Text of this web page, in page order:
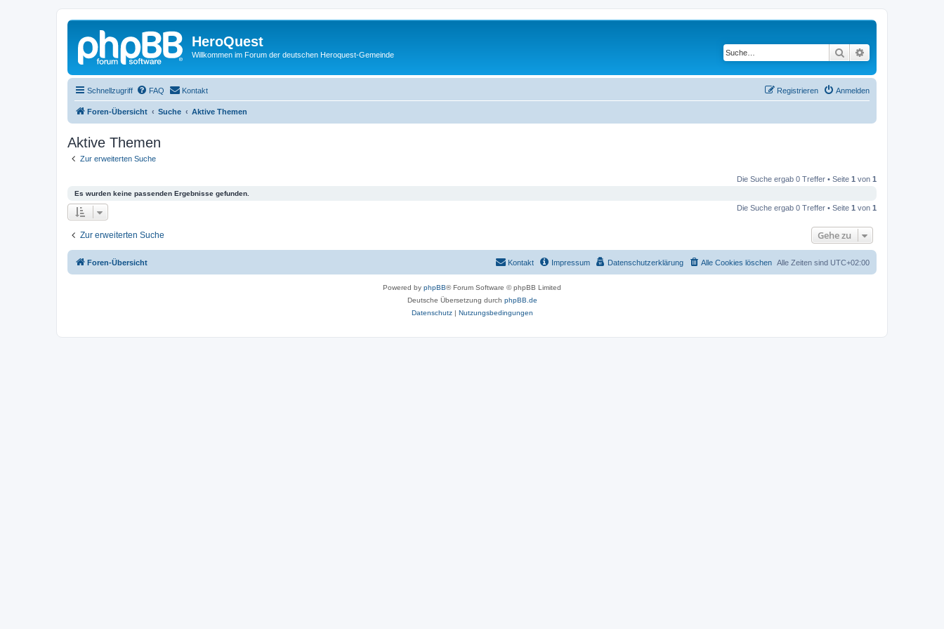
HeroQuest
Willkommen im Forum der deutschen Heroquest-Gemeinde Suche
Schnellzugriff FAQ Kontakt Anmelden
Registrieren
Foren-Übersicht Suche Aktive Themen
Aktive Themen
Zur erweiterten Suche
Die Suche ergab 0 Treffer • Seite 1 von 1
Es wurden keine passenden Ergebnisse gefunden.
Die Suche ergab 0 Treffer • Seite 1 von 1
Zur erweiterten Suche Gehe zu
Foren-Übersicht Alle Zeiten sind UTC+02:00
Alle Cookies löschen
Datenschutzerklärung
Impressum
Kontakt
Powered by phpBB® Forum Software © phpBB Limited
Deutsche Übersetzung durch phpBB.de
Datenschutz| Nutzungsbedingungen